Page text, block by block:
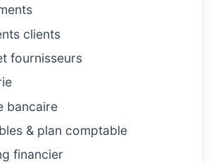
clients
fournisseurs
bancaire
& plan comptable
financier